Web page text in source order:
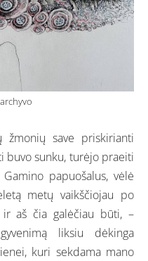
žmonių save priskirianti
buvo sunku, turėjo praeiti
papuošalus, vėlė
metų vaikščiojau po
ir aš čia galėčiau būti, –
liksiu dėkinga
kuri sekdama mano